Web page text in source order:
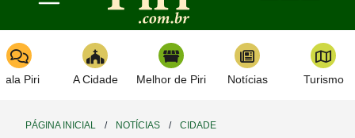
Toggle navigation
Piri A Cidade Melhor de Piri Notícias Turismo
PÁGINA INICIAL / NOTÍCIAS / CIDADE